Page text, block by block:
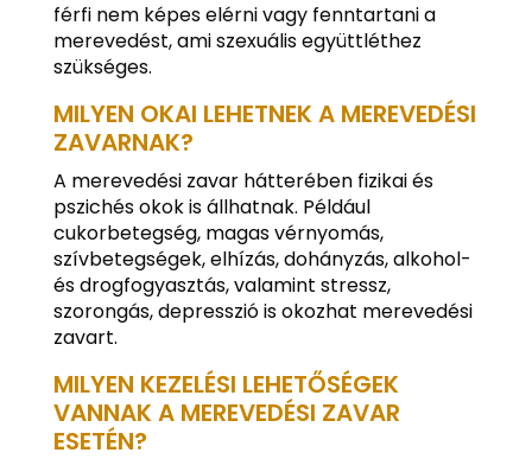
férfi nem képes elérni vagy fenntartani a
merevedést, ami szexuális együttléthez
szükséges.
MILYEN OKAI LEHETNEK A MEREVEDÉSI
ZAVARNAK?
A merevedési zavar hátterében fizikai és
pszichés okok is állhatnak. Például
cukorbetegség, magas vérnyomás,
szívbetegségek, elhízás, dohányzás, alkohol-
és drogfogyasztás, valamint stressz,
szorongás, depresszió is okozhat merevedési
zavart.
MILYEN KEZELÉSI LEHETŐSÉGEK
VANNAK A MEREVEDÉSI ZAVAR
ESETÉN?